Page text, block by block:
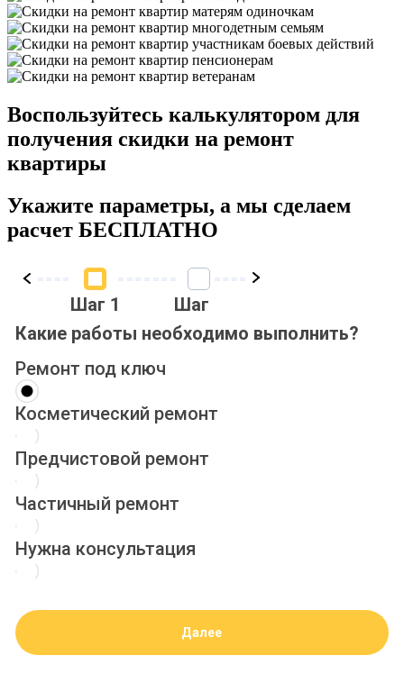
Воспользуйтесь калькулятором для
получения скидки на ремонт
квартиры
Укажите параметры, а мы сделаем
расчет БЕСПЛАТНО
Шаг 1 Шаг 2
Какие работы необходимо выполнить?
Ремонт под ключ
Косметический ремонт
Предчистовой ремонт
Частичный ремонт
Нужна консультация